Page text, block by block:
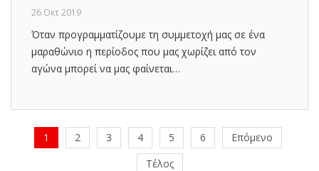
26 Οκτ 2019
Όταν προγραμματίζουμε τη συμμετοχή μας σε ένα
μαραθώνιο η περίοδος που μας χωρίζει από τον
αγώνα μπορεί να μας φαίνεται…
1 2 3 4 5 6
Επόμενο
Τέλος